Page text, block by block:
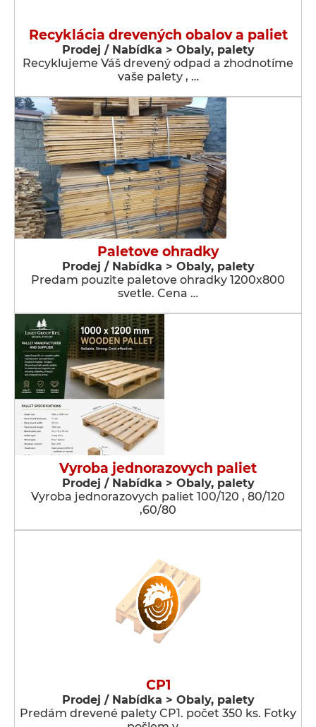
Recyklácia drevených obalov a paliet
Prodej / Nabídka > Obaly, palety
Recyklujeme Váš drevený odpad a zhodnotíme
vaše palety , …
Paletove ohradky
Prodej / Nabídka > Obaly, palety
Predam pouzite paletove ohradky 1200x800
svetle. Cena …
Vyroba jednorazovych paliet
Prodej / Nabídka > Obaly, palety
Vyroba jednorazovych paliet 100/120 , 80/120
,60/80
CP1
Prodej / Nabídka > Obaly, palety
Predám drevené palety CP1. počet 350 ks. Fotky